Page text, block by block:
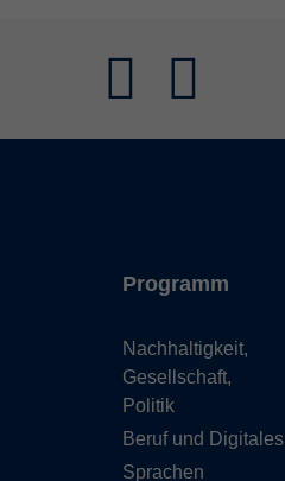
Programm
Nachhaltigkeit,
Gesellschaft,
Politik
Beruf und Digitales
Sprachen